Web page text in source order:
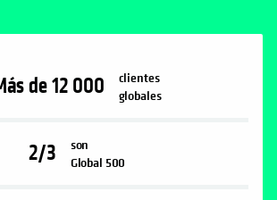
de 12 000
clientes
globales
2/3
son
Global 500